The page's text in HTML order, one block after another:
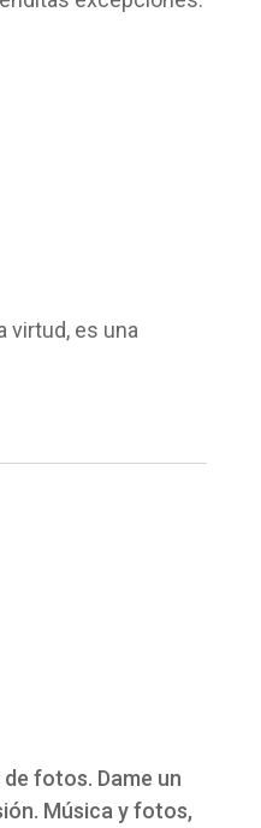
virtud, es una
fotos. Dame un
Música y fotos,